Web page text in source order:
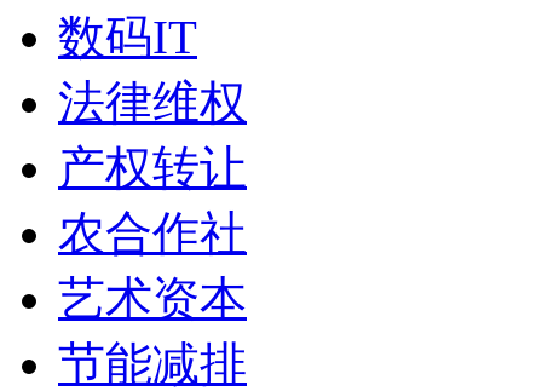
数码IT
法律维权
产权转让
农合作社
艺术资本
节能减排